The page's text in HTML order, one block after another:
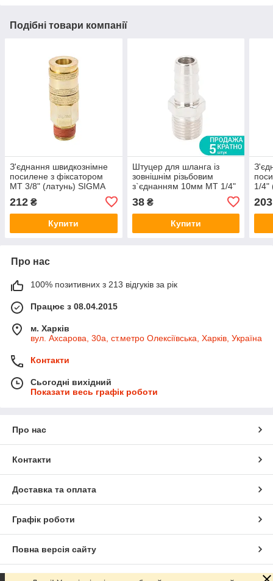
Подібні товари компанії
З'єднання швидкознімне
посилене з фіксатором
MT 3/8" (латунь) SIGMA
212 ₴
Купити
Штуцер для шланга із
зовнішнім різьбовим
з`єднанням 10мм MT 1/4"
38₴
Купити
1/4"
203
Про нас
100% позитивних з 213 відгуків за рік
Працює з 08.04.2015
м. Харків
вул. Ахсарова, 30а, ст.метро Олексіївська, Харків, Україна
Контакти
Сьогодні вихідний
Показати весь графік роботи
Про нас
Контакти
Доставка та оплата
Графік роботи
Повна версія сайту